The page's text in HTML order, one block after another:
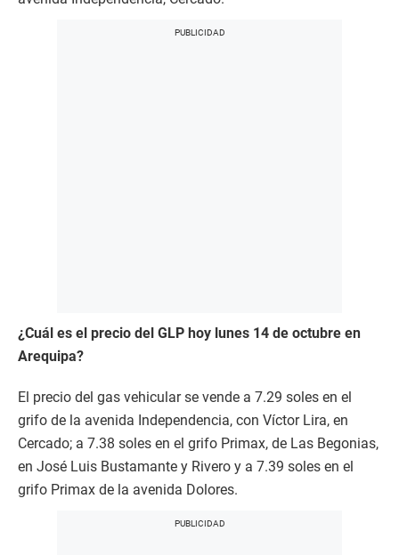
¿Cuál es el precio del GLP hoy lunes 14 de octubre en
Arequipa?
El precio del gas vehicular se vende a 7.29 soles en el
grifo de la avenida Independencia, con Víctor Lira, en
Cercado; a 7.38 soles en el grifo Primax, de Las Begonias,
en José Luis Bustamante y Rivero y a 7.39 soles en el
grifo Primax de la avenida Dolores.